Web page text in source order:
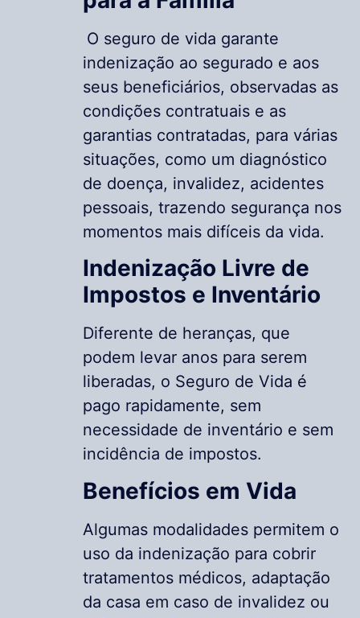
O seguro de vida garante
indenização ao segurado e aos
seus beneficiários, observadas as
condições contratuais e as
garantias contratadas, para várias
situações, como um diagnóstico
de doença, invalidez, acidentes
pessoais, trazendo segurança nos
momentos mais difíceis da vida.
Indenização Livre de
Impostos e Inventário
Diferente de heranças, que
podem levar anos para serem
liberadas, o Seguro de Vida é
pago rapidamente, sem
necessidade de inventário e sem
incidência de impostos.
Benefícios em Vida
Algumas modalidades permitem o
uso da indenização para cobrir
tratamentos médicos, adaptação
da casa em caso de invalidez ou